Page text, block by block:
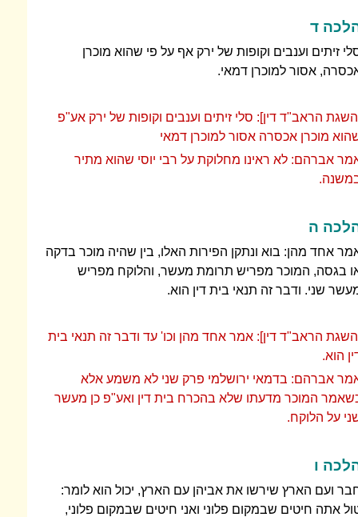
ד
זיתים וענבים וקופות של ירק אף על פי שהוא מוכרן
אסור למוכרן דמאי.
הראב"ד דין]: סלי זיתים וענבים וקופות של ירק אע"פ
מוכרן אכסרה אסור למוכרן דמאי
אברהם: לא ראינו מחלוקת על רבי יוסי שהוא מתיר
ה
אחד מהן: בוא ונתקן הפירות האלו, בין שהיה מוכר בדקה
בגסה, המוכר מפריש תרומת מעשר, והלוקח מפריש
שני. ודבר זה תנאי בית דין הוא.
הראב"ד דין]: אמר אחד מהן וכו' עד ודבר זה תנאי בית
הוא.
אברהם: בדמאי ירושלמי פרק שני לא משמע אלא
המוכר מדעתו שלא בהכרח בית דין ואע"פ כן מעשר
על הלוקח.
ו
ועם הארץ שירשו את אביהן עם הארץ, יכול הוא לומר:
אתה חיטים שבמקום פלוני ואני חיטים שבמקום פלוני,